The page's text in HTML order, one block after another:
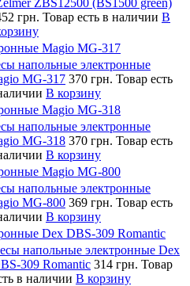
грн. Товар есть в наличии В
Magio MG-317
напольные электронные
MG-317 370 грн. Товар есть
В корзину
Magio MG-318
напольные электронные
MG-318 370 грн. Товар есть
В корзину
Magio MG-800
напольные электронные
MG-800 369 грн. Товар есть
В корзину
Dex DBS-309 Romantic
напольные электронные Dex
309 Romantic 314 грн. Товар
в наличии В корзину